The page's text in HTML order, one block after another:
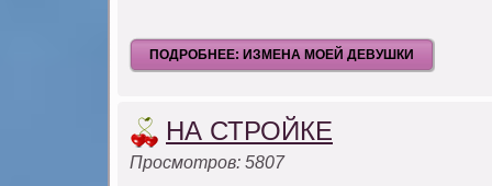
ПОДРОБНЕЕ: ИЗМЕНА МОЕЙ ДЕВУШКИ
НА СТРОЙКЕ
Просмотров: 5807